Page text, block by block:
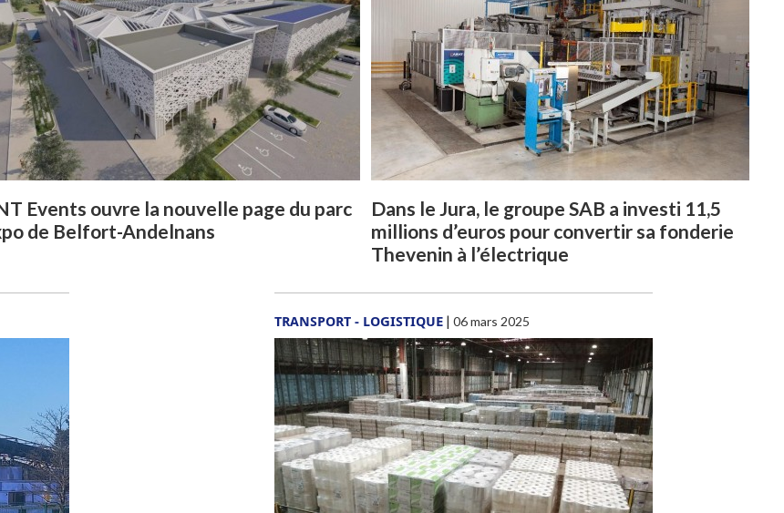
Events ouvre la nouvelle page du parc
de Belfort-Andelnans
Dans le Jura, le groupe SAB a investi 11,5
millions d’euros pour convertir sa fonderie
Thevenin à l’électrique
TRANSPORT - LOGISTIQUE| 06 mars 2025